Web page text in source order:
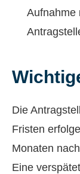
Aufnahme
Die
Fristen
Monaten
Eine